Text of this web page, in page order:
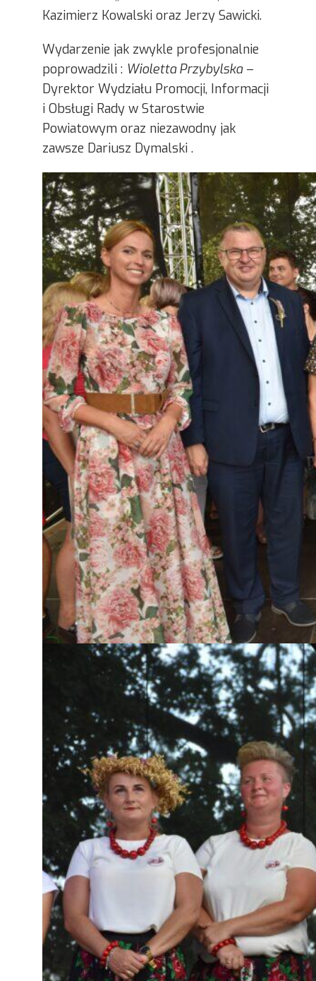
Kazimierz Kowalski oraz Jerzy Sawicki.
Wydarzenie jak zwykle profesjonalnie
poprowadzili : Wioletta Przybylska–
Dyrektor Wydziału Promocji, Informacji
i Obsługi Rady w Starostwie
Powiatowym oraz niezawodny jak
zawsze Dariusz Dymalski .